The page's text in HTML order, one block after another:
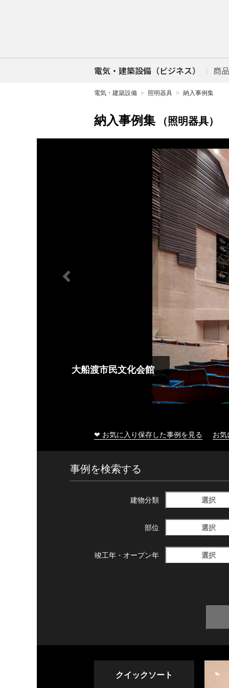
電気・建築設備（ビジネス） 商
電気・建築設備 照明器具 納入事例集
納入事例集 （照明器具）
大船渡市民文化会館
❤ お気に入り保存した事例を見る お
事例を検索する
建物分類 選択
部位 選択
竣工年・ オープン年 選択
クイックソート